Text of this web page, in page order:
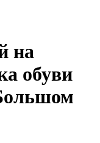
на
обуви